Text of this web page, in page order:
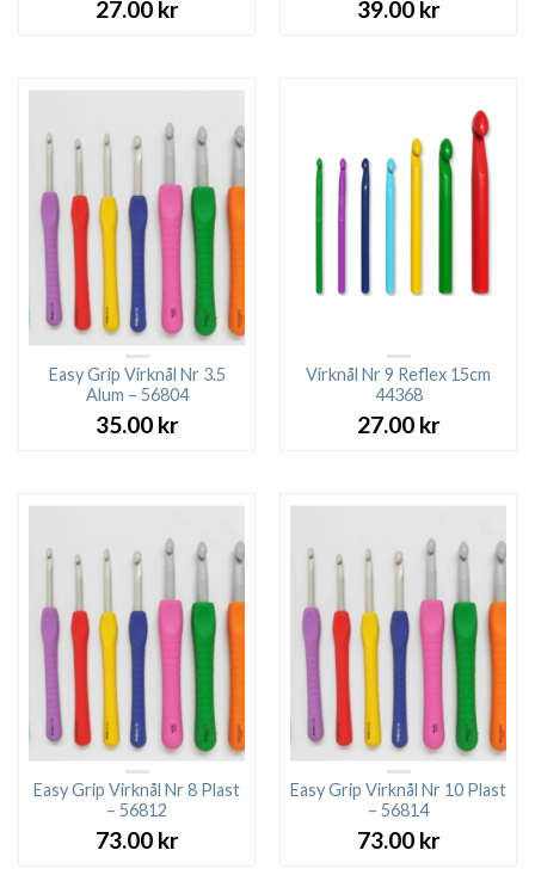
27.00 kr 39.00 kr
Easy Grip Virknål Nr 3.5
Alum – 56804
35.00 kr
Virknål Nr 9 Reflex 15cm
44368
27.00 kr
Easy Grip Virknål Nr 8 Plast
– 56812
73.00 kr
Easy Grip Virknål Nr 10 Plast
– 56814
73.00 kr